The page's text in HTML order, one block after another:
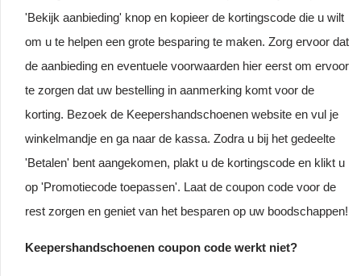
'Bekijk aanbieding' knop en kopieer de kortingscode die u wilt
om u te helpen een grote besparing te maken. Zorg ervoor dat
de aanbieding en eventuele voorwaarden hier eerst om ervoor
te zorgen dat uw bestelling in aanmerking komt voor de
korting. Bezoek de Keepershandschoenen website en vul je
winkelmandje en ga naar de kassa. Zodra u bij het gedeelte
'Betalen' bent aangekomen, plakt u de kortingscode en klikt u
op 'Promotiecode toepassen'. Laat de coupon code voor de
rest zorgen en geniet van het besparen op uw boodschappen!
Keepershandschoenen coupon code werkt niet?